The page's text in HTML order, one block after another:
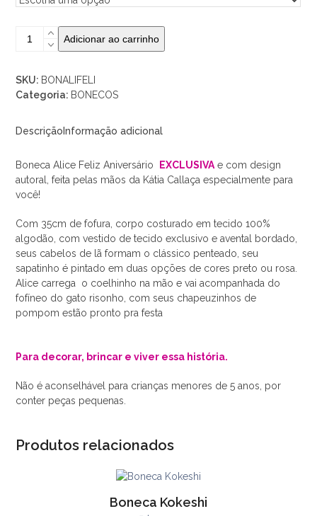
BONECA
Aniversário
quantidade
Adicionar ao carrinho
SKU: BONALIFELI
Categoria: BONECOS
Descrição Informação adicional
Boneca Alice Feliz Aniversário EXCLUSIVA e com design
autoral, feita pelas mãos da Kátia Callaça especialmente para
você!
Com 35cm de fofura, corpo costurado em tecido 100%
algodão, com vestido de tecido exclusivo e avental bordado,
seus cabelos de lã formam o clássico penteado, seu
sapatinho é pintado em duas opções de cores preto ou rosa.
Alice carrega o coelhinho na mão e vai acompanhada do
fofíneo do gato risonho, com seus chapeuzinhos de
pompom estão pronto pra festa
Para decorar, brincar e viver essa história.
Não é aconselhável para crianças menores de 5 anos, por
conter peças pequenas.
Produtos relacionados
Boneca Kokeshi